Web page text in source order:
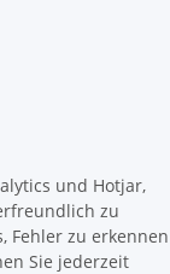
und Hotjar,
zu
Fehler zu erkennen
Sie jederzeit